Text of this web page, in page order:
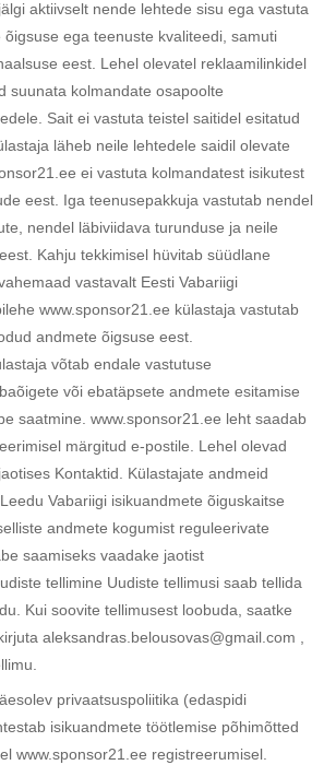
aktiivselt nende lehtede sisu ega vastuta
ega teenuste kvaliteedi, samuti
eest. Lehel olevatel reklaamilinkidel
suunata kolmandate osapoolte
Sait ei vastuta teistel saitidel esitatud
läheb neile lehtedele saidil olevate
ei vastuta kolmandatest isikutest
eest. Iga teenusepakkuja vastutab nendel
nendel läbiviidava turunduse ja neile
Kahju tekkimisel hüvitab süüdlane
vastavalt Eesti Vabariigi
www.sponsor21.ee külastaja vastutab
andmete õigsuse eest.
võtab endale vastutuse
või ebatäpsete andmete esitamise
saatmine. www.sponsor21.ee leht saadab
märgitud e-postile. Lehel olevad
Kontaktid. Külastajate andmeid
Vabariigi isikuandmete õiguskaitse
andmete kogumist reguleerivate
saamiseks vaadake jaotist
tellimine Uudiste tellimusi saab tellida
Kui soovite tellimusest loobuda, saatke
aleksandras.belousovas@gmail.com ,
privaatsuspoliitika (edaspidi
isikuandmete töötlemise põhimõtted
www.sponsor21.ee registreerumisel.